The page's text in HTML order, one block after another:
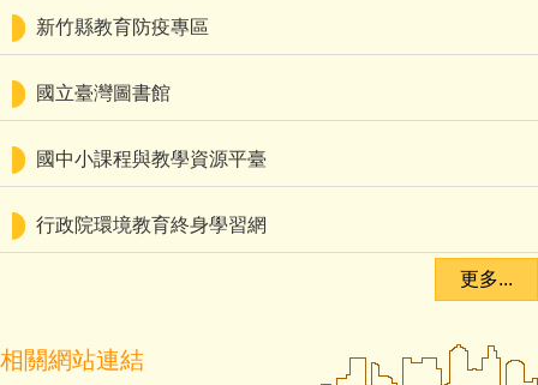
新竹縣教育防疫專區
國立臺灣圖書館
國中小課程與教學資源平臺
行政院環境教育終身學習網
更多...
相關網站連結